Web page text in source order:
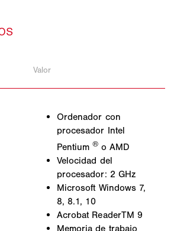
Valor
Ordenador con
procesador Intel
Pentium® o AMD
Velocidad del
procesador: 2 GHz
Microsoft Windows 7,
8, 8.1, 10
Acrobat ReaderTM 9
Memoria de trabajo